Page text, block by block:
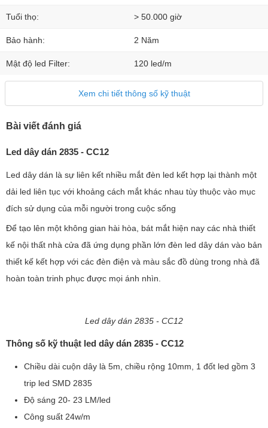
Tuổi thọ: > 50.000 giờ
Bảo hành: 2 Năm
Mật độ led Filter: 120 led/m
Xem chi tiết thông số kỹ thuật
Bài viết đánh giá
Led dây dán 2835 - CC12
Led dây dán là sự liên kết nhiều mắt đèn led kết hợp lại thành một
dải led liên tục với khoảng cách mắt khác nhau tùy thuộc vào mục
đích sử dụng của mỗi người trong cuộc sống
Để tạo lên một không gian hài hòa, bát mắt hiện nay các nhà thiết
kế nội thất nhà cửa đã ứng dụng phần lớn đèn led dây dán vào bản
thiết kế kết hợp với các đèn điện và màu sắc đồ dùng trong nhà đã
hoàn toàn trinh phục được mọi ánh nhìn.
Led dây dán 2835 - CC12
Thông số kỹ thuật led dây dán 2835 - CC12
Chiều dài cuộn dây là 5m, chiều rộng 10mm, 1 đốt led gồm 3
trip led SMD 2835
Độ sáng 20- 23 LM/led
Công suất 24w/m